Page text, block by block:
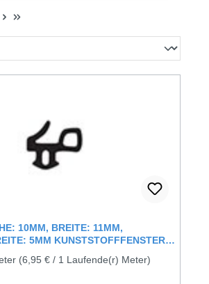
10MM, BREITE: 11MM,
(6,95 € / 1 Laufende(r) Meter)